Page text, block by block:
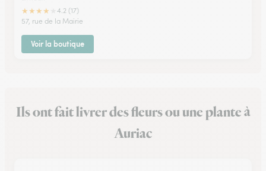
★★★★
4.2 (17)
57, rue de la Mairie
Voir la boutique
Ils ont fait livrer des fleurs ou une plante à
Auriac